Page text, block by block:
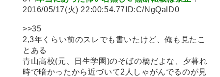
2016/05/17(火) 22:00:54.77ID:C/NgQalD0
>>35
2,3年くらい前のスレでも書いたけど、俺も見たこ
とある
青山高校(元、日生学園)のそばの橋だよな、夕暮れ
時で暗かったから近づいて2人しゃがんでるのが見